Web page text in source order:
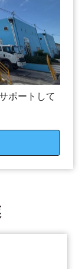
ポートして